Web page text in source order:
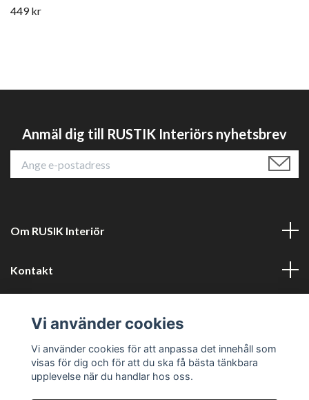
449 kr
Anmäl dig till RUSTIK Interiörs nyhetsbrev
Om RUSIK Interiör
Kontakt
Sociala medier
Vi använder cookies
Vi använder cookies för att anpassa det innehåll som
visas för dig och för att du ska få bästa tänkbara
upplevelse när du handlar hos oss.